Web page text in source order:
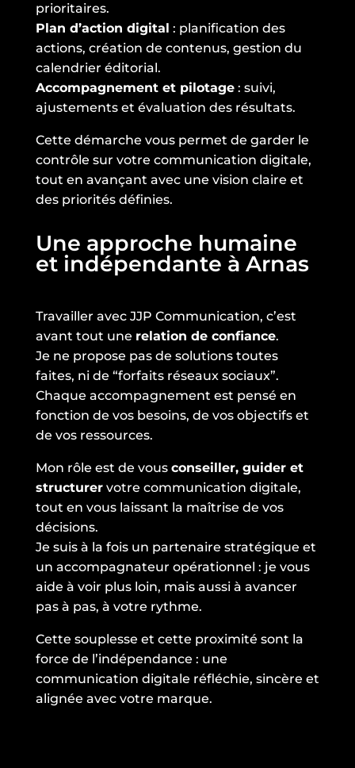
prioritaires.
Plan d’action digital : planification des
actions, création de contenus, gestion du
calendrier éditorial.
Accompagnement et pilotage: suivi,
ajustements et évaluation des résultats.
Cette démarche vous permet de garder le
contrôle sur votre communication digitale,
tout en avançant avec une vision claire et
des priorités définies.
Une approche humaine
et indépendante à Arnas
Travailler avec JJP Communication, c’est
avant tout une relation de confiance.
Je ne propose pas de solutions toutes
faites, ni de “forfaits réseaux sociaux”.
Chaque accompagnement est pensé en
fonction de vos besoins, de vos objectifs et
de vos ressources.
Mon rôle est de vous conseiller, guider et
structurervotre communication digitale,
tout en vous laissant la maîtrise de vos
décisions.
Je suis à la fois un partenaire stratégique et
un accompagnateur opérationnel : je vous
aide à voir plus loin, mais aussi à avancer
pas à pas, à votre rythme.
Cette souplesse et cette proximité sont la
force de l’indépendance : une
communication digitale réfléchie, sincère et
alignée avec votre marque.